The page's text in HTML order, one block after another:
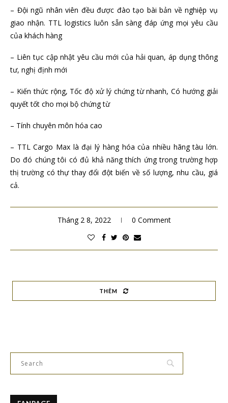
– Đội ngũ nhân viên đều được đào tạo bài bản về nghiệp vụ
giao nhận. TTL logistics luôn sẵn sàng đáp ứng mọi yêu cầu
của khách hàng
– Liên tục cập nhật yêu cầu mới của hải quan, áp dụng thông
tư, nghị định mới
– Kiến thức rộng, Tốc độ xử lý chứng từ nhanh, Có hướng giải
quyết tốt cho mọi bộ chứng từ
– Tính chuyên môn hóa cao
– TTL Cargo Max là đại lý hàng hóa của nhiều hãng tàu lớn.
Do đó chúng tôi có đủ khả năng thích ứng trong trường hợp
thị trường có thự thay đổi đột biến về số lượng, nhu cầu, giá
cả.
Tháng 2 8, 2022 0 Comment
THÊM